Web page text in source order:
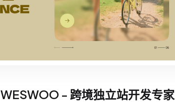
WESWOO - 跨境独立站开发专家